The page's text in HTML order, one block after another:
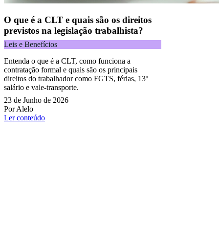
O que é a CLT e quais são os direitos
previstos na legislação trabalhista?
Leis e Benefícios
Entenda o que é a CLT, como funciona a
contratação formal e quais são os principais
direitos do trabalhador como FGTS, férias, 13º
salário e vale-transporte.
23 de Junho de 2026
Por Alelo
Ler conteúdo